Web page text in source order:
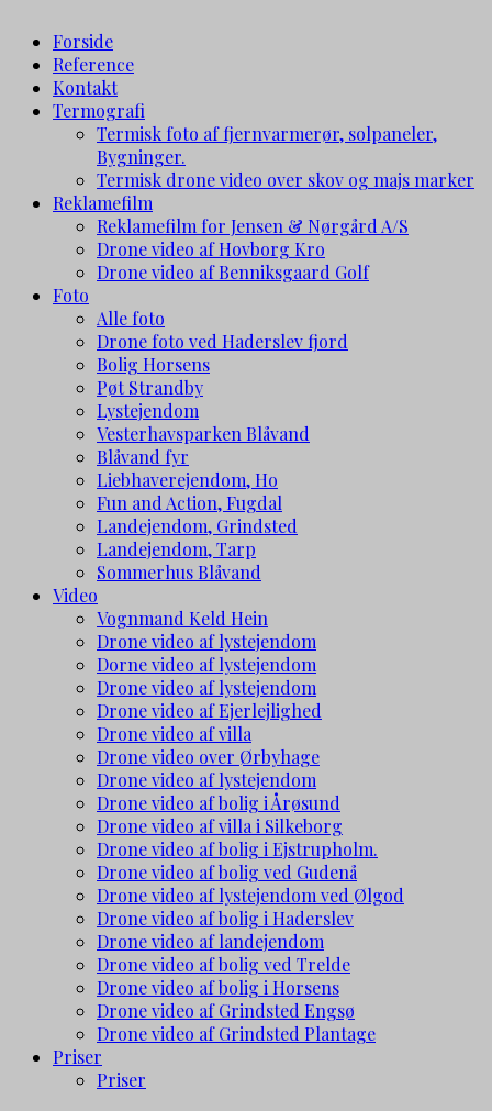
Forside
Reference
Kontakt
Termografi
Termisk foto af fjernvarmerør, solpaneler,
Bygninger.
Termisk drone video over skov og majs marker
Reklamefilm
Reklamefilm for Jensen & Nørgård A/S
Drone video af Hovborg Kro
Drone video af Benniksgaard Golf
Foto
Alle foto
Drone foto ved Haderslev fjord
Bolig Horsens
Pøt Strandby
Lystejendom
Vesterhavsparken Blåvand
Blåvand fyr
Liebhaverejendom, Ho
Fun and Action, Fugdal
Landejendom, Grindsted
Landejendom, Tarp
Sommerhus Blåvand
Video
Vognmand Keld Hein
Drone video af lystejendom
Dorne video af lystejendom
Drone video af lystejendom
Drone video af Ejerlejlighed
Drone video af villa
Drone video over Ørbyhage
Drone video af lystejendom
Drone video af bolig i Årøsund
Drone video af villa i Silkeborg
Drone video af bolig i Ejstrupholm.
Drone video af bolig ved Gudenå
Drone video af lystejendom ved Ølgod
Drone video af bolig i Haderslev
Drone video af landejendom
Drone video af bolig ved Trelde
Drone video af bolig i Horsens
Drone video af Grindsted Engsø
Drone video af Grindsted Plantage
Priser
Priser